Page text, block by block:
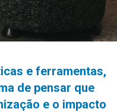
e ferramentas,
de pensar que
e o impacto